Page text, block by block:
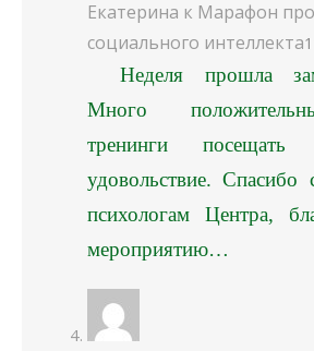
Екатерина к Марафон
социального интеллекта
Неделя прошла
Много
тренинги
удовольствие. Спасибо
психологам Центра,
мероприятию…